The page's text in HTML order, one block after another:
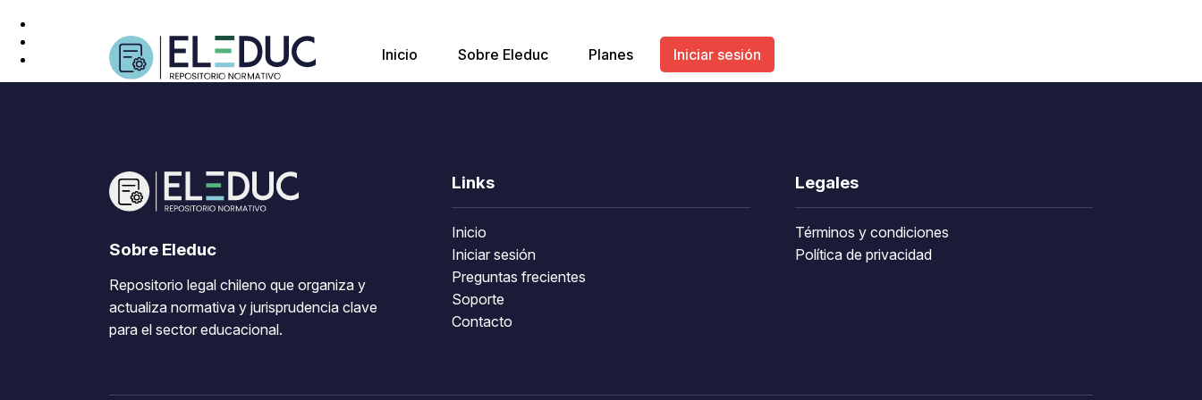
Inicio Sobre Eleduc Planes Iniciar sesión
Sobre Eleduc
Repositorio legal chileno que organiza y
actualiza normativa y jurisprudencia clave
para el sector educacional.
Links
Inicio
Iniciar sesión
Preguntas frecientes
Soporte
Contacto
Legales
Términos y condiciones
Política de privacidad